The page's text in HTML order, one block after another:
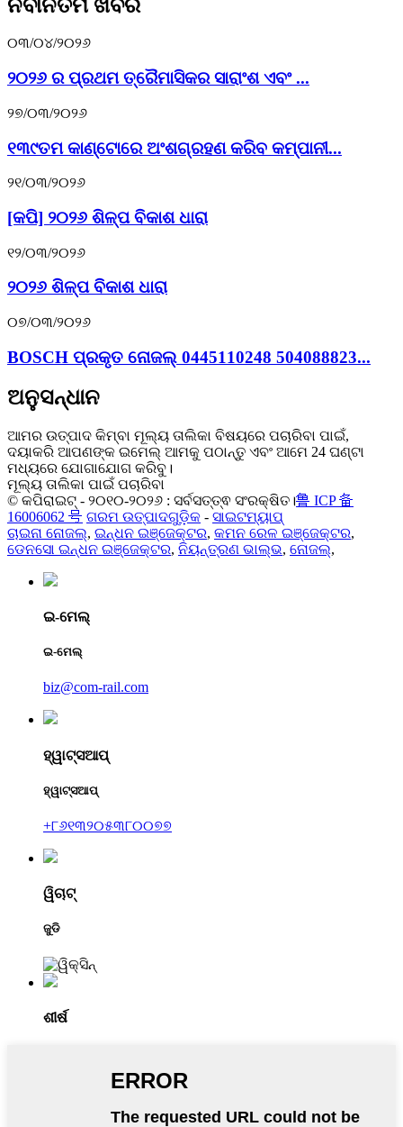
ନବୀନତମ ଖବର
୦୩/୦୪/୨୦୨୬
୨୦୨୬ ର ପ୍ରଥମ ତ୍ରୈମାସିକର ସାରାଂଶ ଏବଂ ...
୨୭/୦୩/୨୦୨୬
୧୩୯ତମ କାଣ୍ଟୋରେ ଅଂଶଗ୍ରହଣ କରିବ କମ୍ପାନୀ...
୨୧/୦୩/୨୦୨୬
[କପି] ୨୦୨୬ ଶିଳ୍ପ ବିକାଶ ଧାରା
୧୨/୦୩/୨୦୨୬
୨୦୨୬ ଶିଳ୍ପ ବିକାଶ ଧାରା
୦୭/୦୩/୨୦୨୬
BOSCH ପ୍ରକୃତ ନୋଜଲ୍ 0445110248 504088823...
ଅନୁସନ୍ଧାନ
ଆମର ଉତ୍ପାଦ କିମ୍ବା ମୂଲ୍ୟ ତାଲିକା ବିଷୟରେ ପଚାରିବା ପାଇଁ,
ଦୟାକରି ଆପଣଙ୍କ ଇମେଲ୍ ଆମକୁ ପଠାନ୍ତୁ ଏବଂ ଆମେ 24 ଘଣ୍ଟା
ମଧ୍ୟରେ ଯୋଗାଯୋଗ କରିବୁ।
ମୂଲ୍ୟ ତାଲିକା ପାଇଁ ପଚାରିବା
© କପିରାଇଟ୍ - ୨୦୧୦-୨୦୨୬ : ସର୍ବସତ୍ତ୍ଵ ସଂରକ୍ଷିତ।鲁 ICP 备
16006062 号 ଗରମ ଉତ୍ପାଦଗୁଡ଼ିକ - ସାଇଟମ୍ୟାପ୍
ଚାଇନା ନୋଜଲ୍, ଇନ୍ଧନ ଇଞ୍ଜେକ୍ଟର, କମନ ରେଳ ଇଞ୍ଜେକ୍ଟର,
ଡେନସୋ ଇନ୍ଧନ ଇଞ୍ଜେକ୍ଟର, ନିୟନ୍ତ୍ରଣ ଭାଲ୍ଭ, ନୋଜଲ୍,
ଇ-ମେଲ୍
ଇ-ମେଲ୍
biz@com-rail.com
ହ୍ୱାଟ୍ସଆପ୍
ହ୍ୱାଟ୍ସଆପ୍
+୮୬୧୩୨୦୫୩୮୦୦୭୭
ୱିଚାଟ୍
ଜୁଡି
ଶୀର୍ଷ